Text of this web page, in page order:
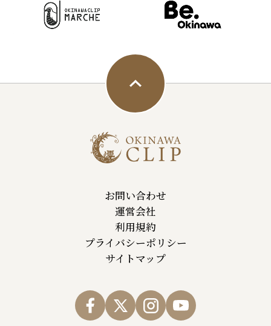
お問い合わせ
運営会社
利用規約
プライバシーポリシー
サイトマップ